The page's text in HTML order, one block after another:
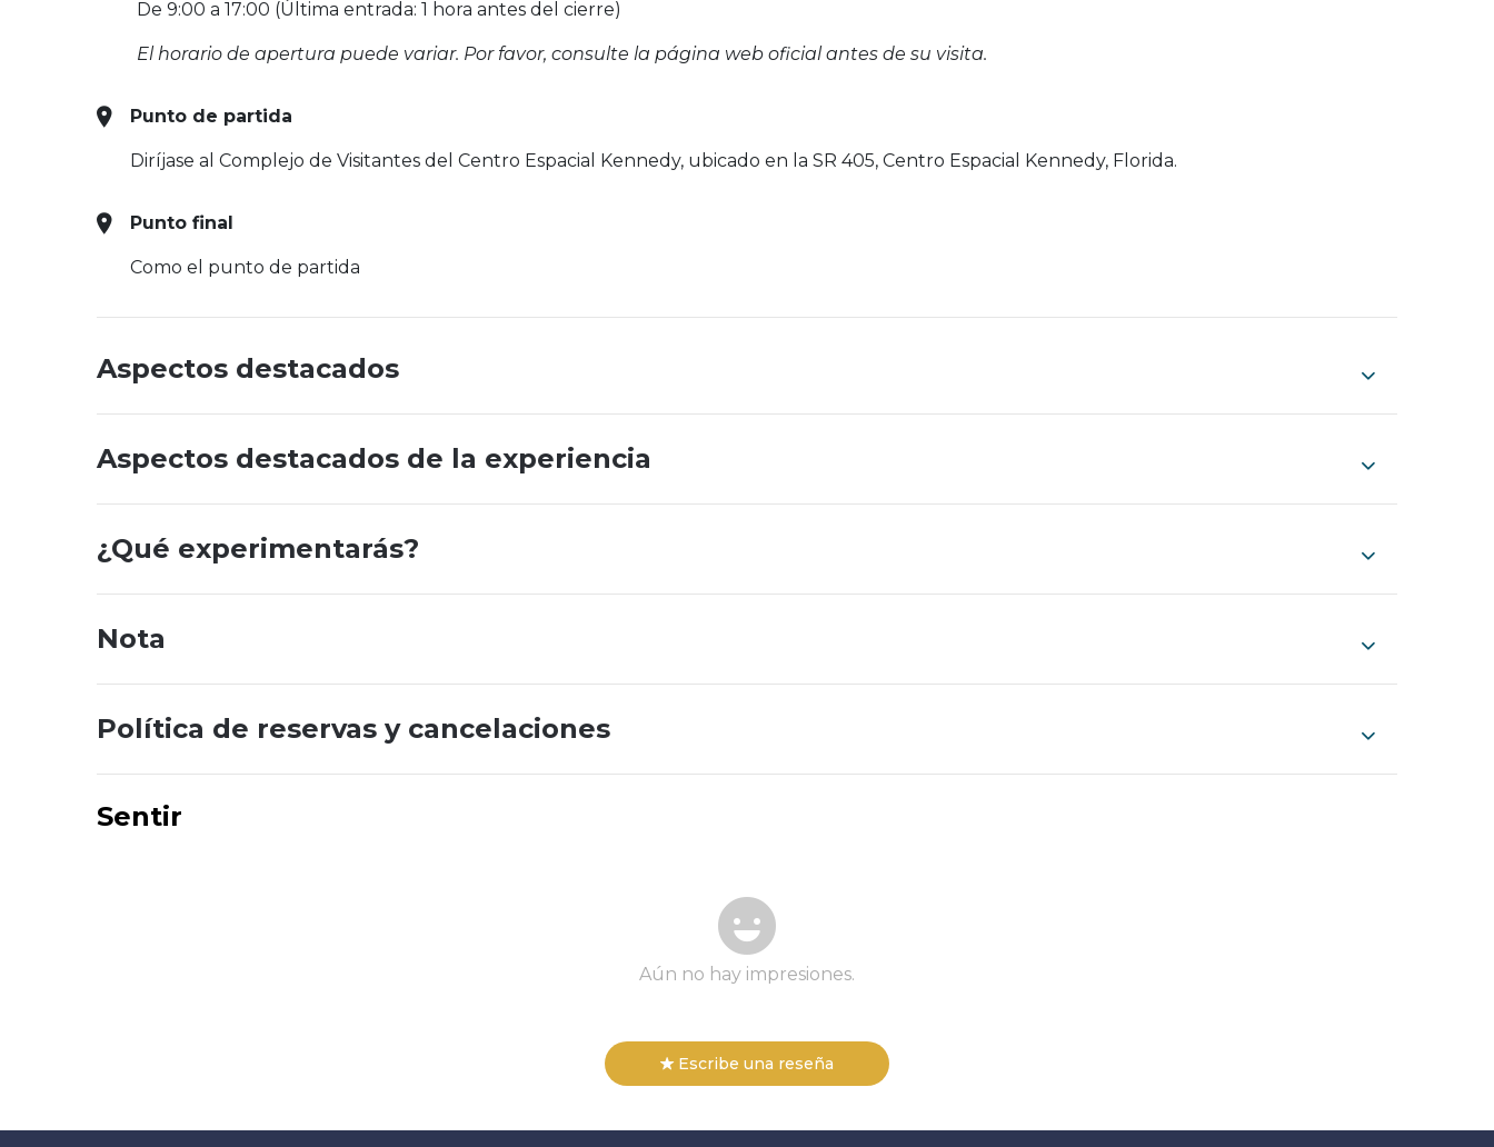
De 9:00 a 17:00 (Última entrada: 1 hora antes del cierre)
El horario de apertura puede variar. Por favor, consulte la página web oficial antes de su visita.
Punto de partida
Diríjase al Complejo de Visitantes del Centro Espacial Kennedy, ubicado en la SR 405, Centro Espacial Kennedy, Florida.
Punto final
Como el punto de partida
Aspectos destacados
Aspectos destacados de la experiencia
¿Qué experimentarás?
Nota
Política de reservas y cancelaciones
Sentir
Aún no hay impresiones.
Escribe una reseña